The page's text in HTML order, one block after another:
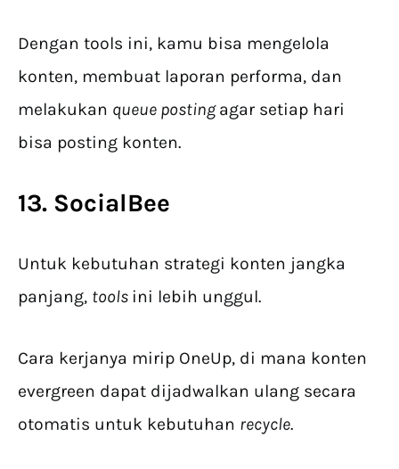
Dengan tools ini, kamu bisa mengelola
konten, membuat laporan performa, dan
melakukan queue postingagar setiap hari
bisa posting konten.
13. SocialBee
Untuk kebutuhan strategi konten jangka
panjang, tools ini lebih unggul.
Cara kerjanya mirip OneUp, di mana konten
evergreen dapat dijadwalkan ulang secara
otomatis untuk kebutuhan recycle.